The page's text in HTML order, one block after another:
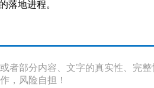
落地进程。
者部分内容、文字的真实性、完
，风险自担！